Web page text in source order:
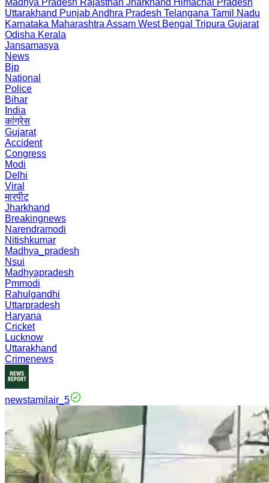
Madhya Pradesh Rajasthan Jharkhand Himachal Pradesh
Uttarakhand PunjabAndhra Pradesh Telangana Tamil Nadu
Karnataka Maharashtra Assam West Bengal Tripura Gujarat
Odisha Kerala
Jansamasya
News
Bjp
National
Police
Bihar
India
कांग्रेस
Gujarat
Accident
Congress
Modi
Delhi
Viral
मारपीट
Jharkhand
Breakingnews
Narendramodi
Nitishkumar
Madhya_pradesh
Nsui
Madhyapradesh
Pmmodi
Rahulgandhi
Uttarpradesh
Haryana
Cricket
Lucknow
Uttarakhand
Crimenews
newstamilair_5